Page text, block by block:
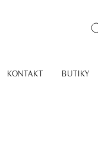
KONTAKT BUTIKY